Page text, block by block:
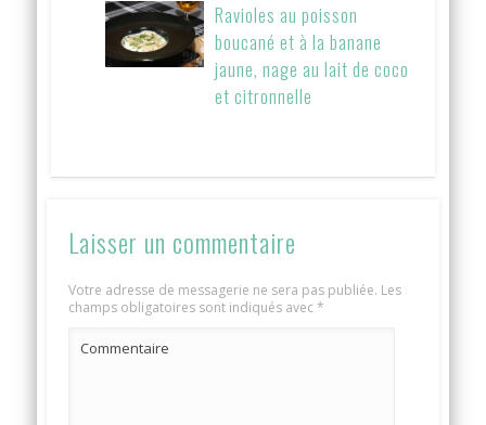
Ravioles au poisson
boucané et à la banane
jaune, nage au lait de coco
et citronnelle
Laisser un commentaire
Votre adresse de messagerie ne sera pas publiée. Les
champs obligatoires sont indiqués avec*
Commentaire